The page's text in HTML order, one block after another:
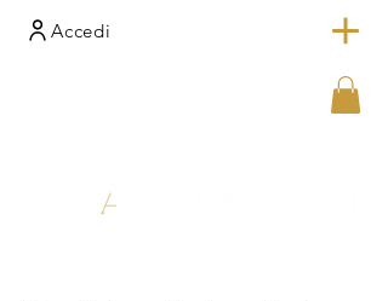
Accedi